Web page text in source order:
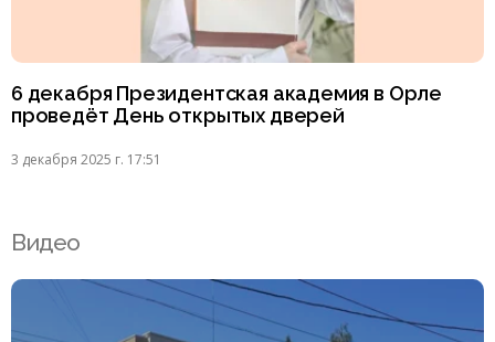
6 декабря Президентская академия в Орле
проведёт День открытых дверей
3 декабря 2025 г. 17:51
Видео